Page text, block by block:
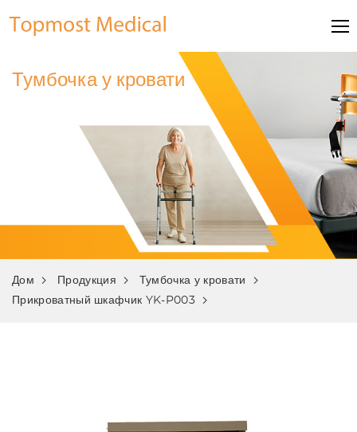
Тумбочка у кровати
Дом Продукция
Тумбочка у кровати
Прикроватный шкафчик YK-P003